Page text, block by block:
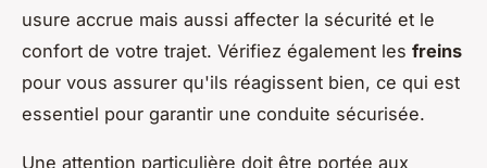
usure accrue mais aussi affecter la sécurité et le
confort de votre trajet. Vérifiez également les freins
pour vous assurer qu'ils réagissent bien, ce qui est
essentiel pour garantir une conduite sécurisée.
Une attention particulière doit être portée aux